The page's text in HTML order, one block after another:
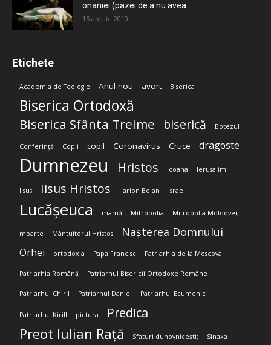
onaniei (pazei de a nu avea...
15 aprilie 2010
Etichete
Academia de Teologie Anul nou avort Biserica
Biserica Ortodoxă
Biserica Sfânta Treime biserică Botezul
Conferință Copii copil Coronavirus Cruce dragoste
Dumnezeu Hristos Icoana Ierusalim
Iisus Iisus Hristos Ilarion Boian Israel
Lucășeuca mamă Mitropolia Mitropolia Moldovei;
moarte Mântuitorul Hristos Nașterea Domnului
Orhei ortodoxia Papa Francisc Patriarhia de la Moscova
Patriarhia Română Patriarhul Bisericii Ortodoxe Române
Patriarhul Chiril Patriarhul Daniel Patriarhul Ecumenic
Patriarhul Kirill pictura Predica
Preot Iulian Rață Sfaturi duhovnicești; Sinaxa